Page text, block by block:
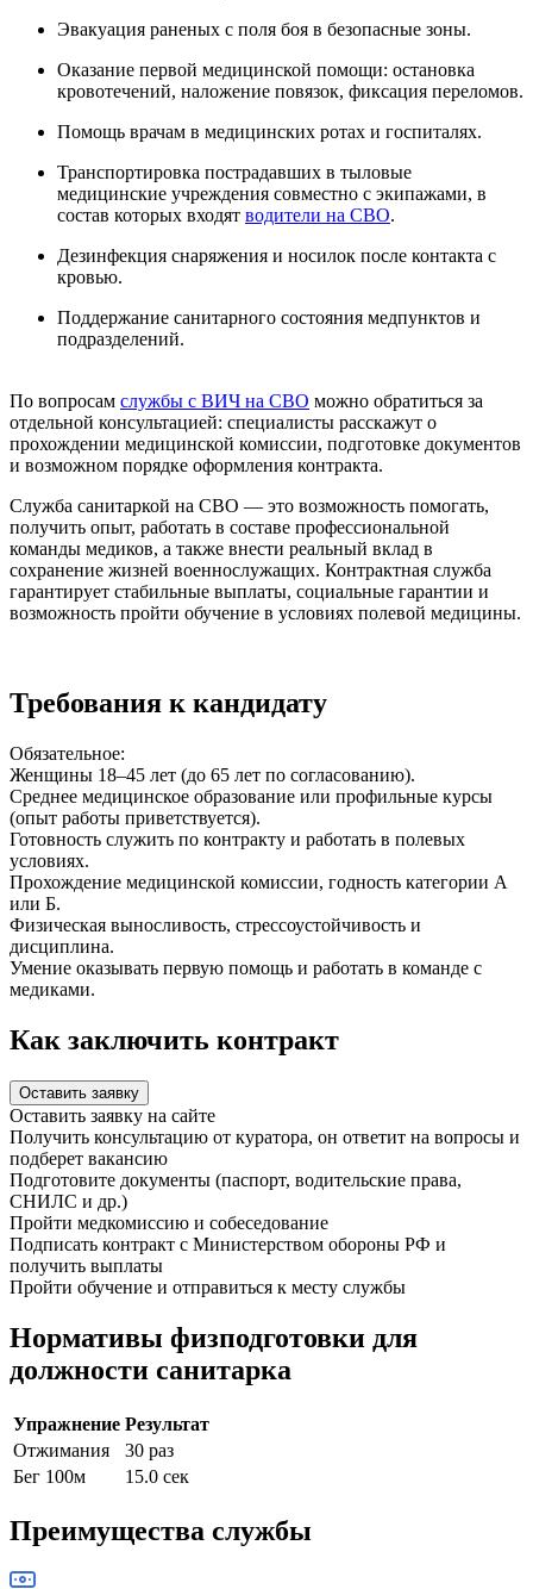
Эвакуация раненых с поля боя в безопасные зоны.
Оказание первой медицинской помощи: остановка
кровотечений, наложение повязок, фиксация переломов.
Помощь врачам в медицинских ротах и госпиталях.
Транспортировка пострадавших в тыловые
медицинские учреждения совместно с экипажами, в
состав которых входят водители на СВО.
Дезинфекция снаряжения и носилок после контакта с
кровью.
Поддержание санитарного состояния медпунктов и
подразделений.
По вопросам службы с ВИЧ на СВО можно обратиться за
отдельной консультацией: специалисты расскажут о
прохождении медицинской комиссии, подготовке документов
и возможном порядке оформления контракта.
Служба санитаркой на СВО — это возможность помогать,
получить опыт, работать в составе профессиональной
команды медиков, а также внести реальный вклад в
сохранение жизней военнослужащих. Контрактная служба
гарантирует стабильные выплаты, социальные гарантии и
возможность пройти обучение в условиях полевой медицины.
Требования к кандидату
Обязательное:
Женщины 18–45 лет (до 65 лет по согласованию).
Среднее медицинское образование или профильные курсы
(опыт работы приветствуется).
Готовность служить по контракту и работать в полевых
условиях.
Прохождение медицинской комиссии, годность категории А
или Б.
Физическая выносливость, стрессоустойчивость и
дисциплина.
Умение оказывать первую помощь и работать в команде с
медиками.
Как заключить контракт
Оставить заявку
Оставить заявку на сайте
Получить консультацию от куратора, он ответит на вопросы и
подберет вакансию
Подготовите документы (паспорт, водительские права,
СНИЛС и др.)
Пройти медкомиссию и собеседование
Подписать контракт с Министерством обороны РФ и
получить выплаты
Пройти обучение и отправиться к месту службы
Нормативы физподготовки для
должности санитарка
Упражнение Результат
Отжимания
30 раз
Бег 100м
15.0 сек
Преимущества службы